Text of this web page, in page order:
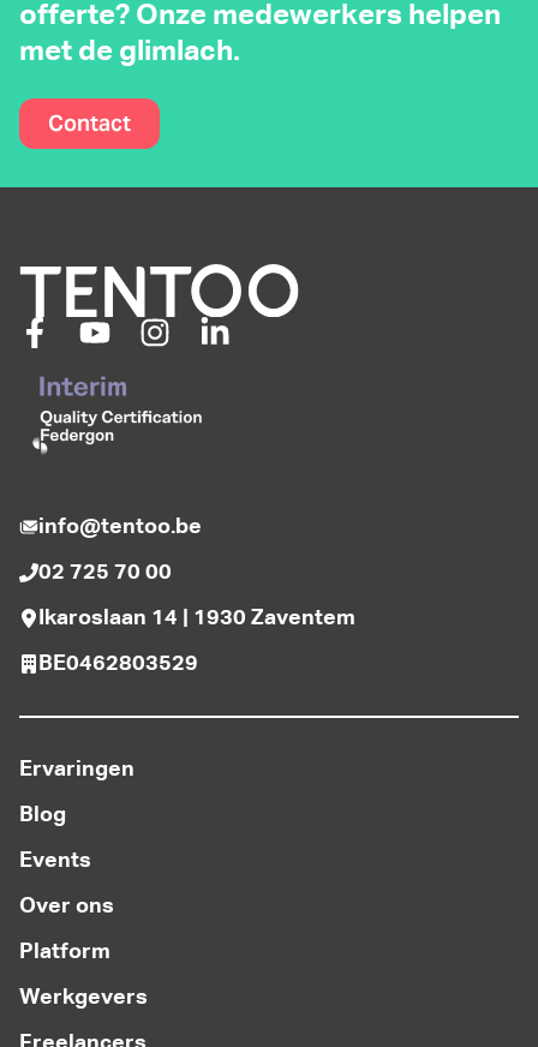
offerte? Onze medewerkers helpen
met de glimlach.
Contact
info@tentoo.be
02 725 70 00
Ikaroslaan 14 | 1930 Zaventem
BE0462803529
Ervaringen
Blog
Events
Over ons
Platform
Werkgevers